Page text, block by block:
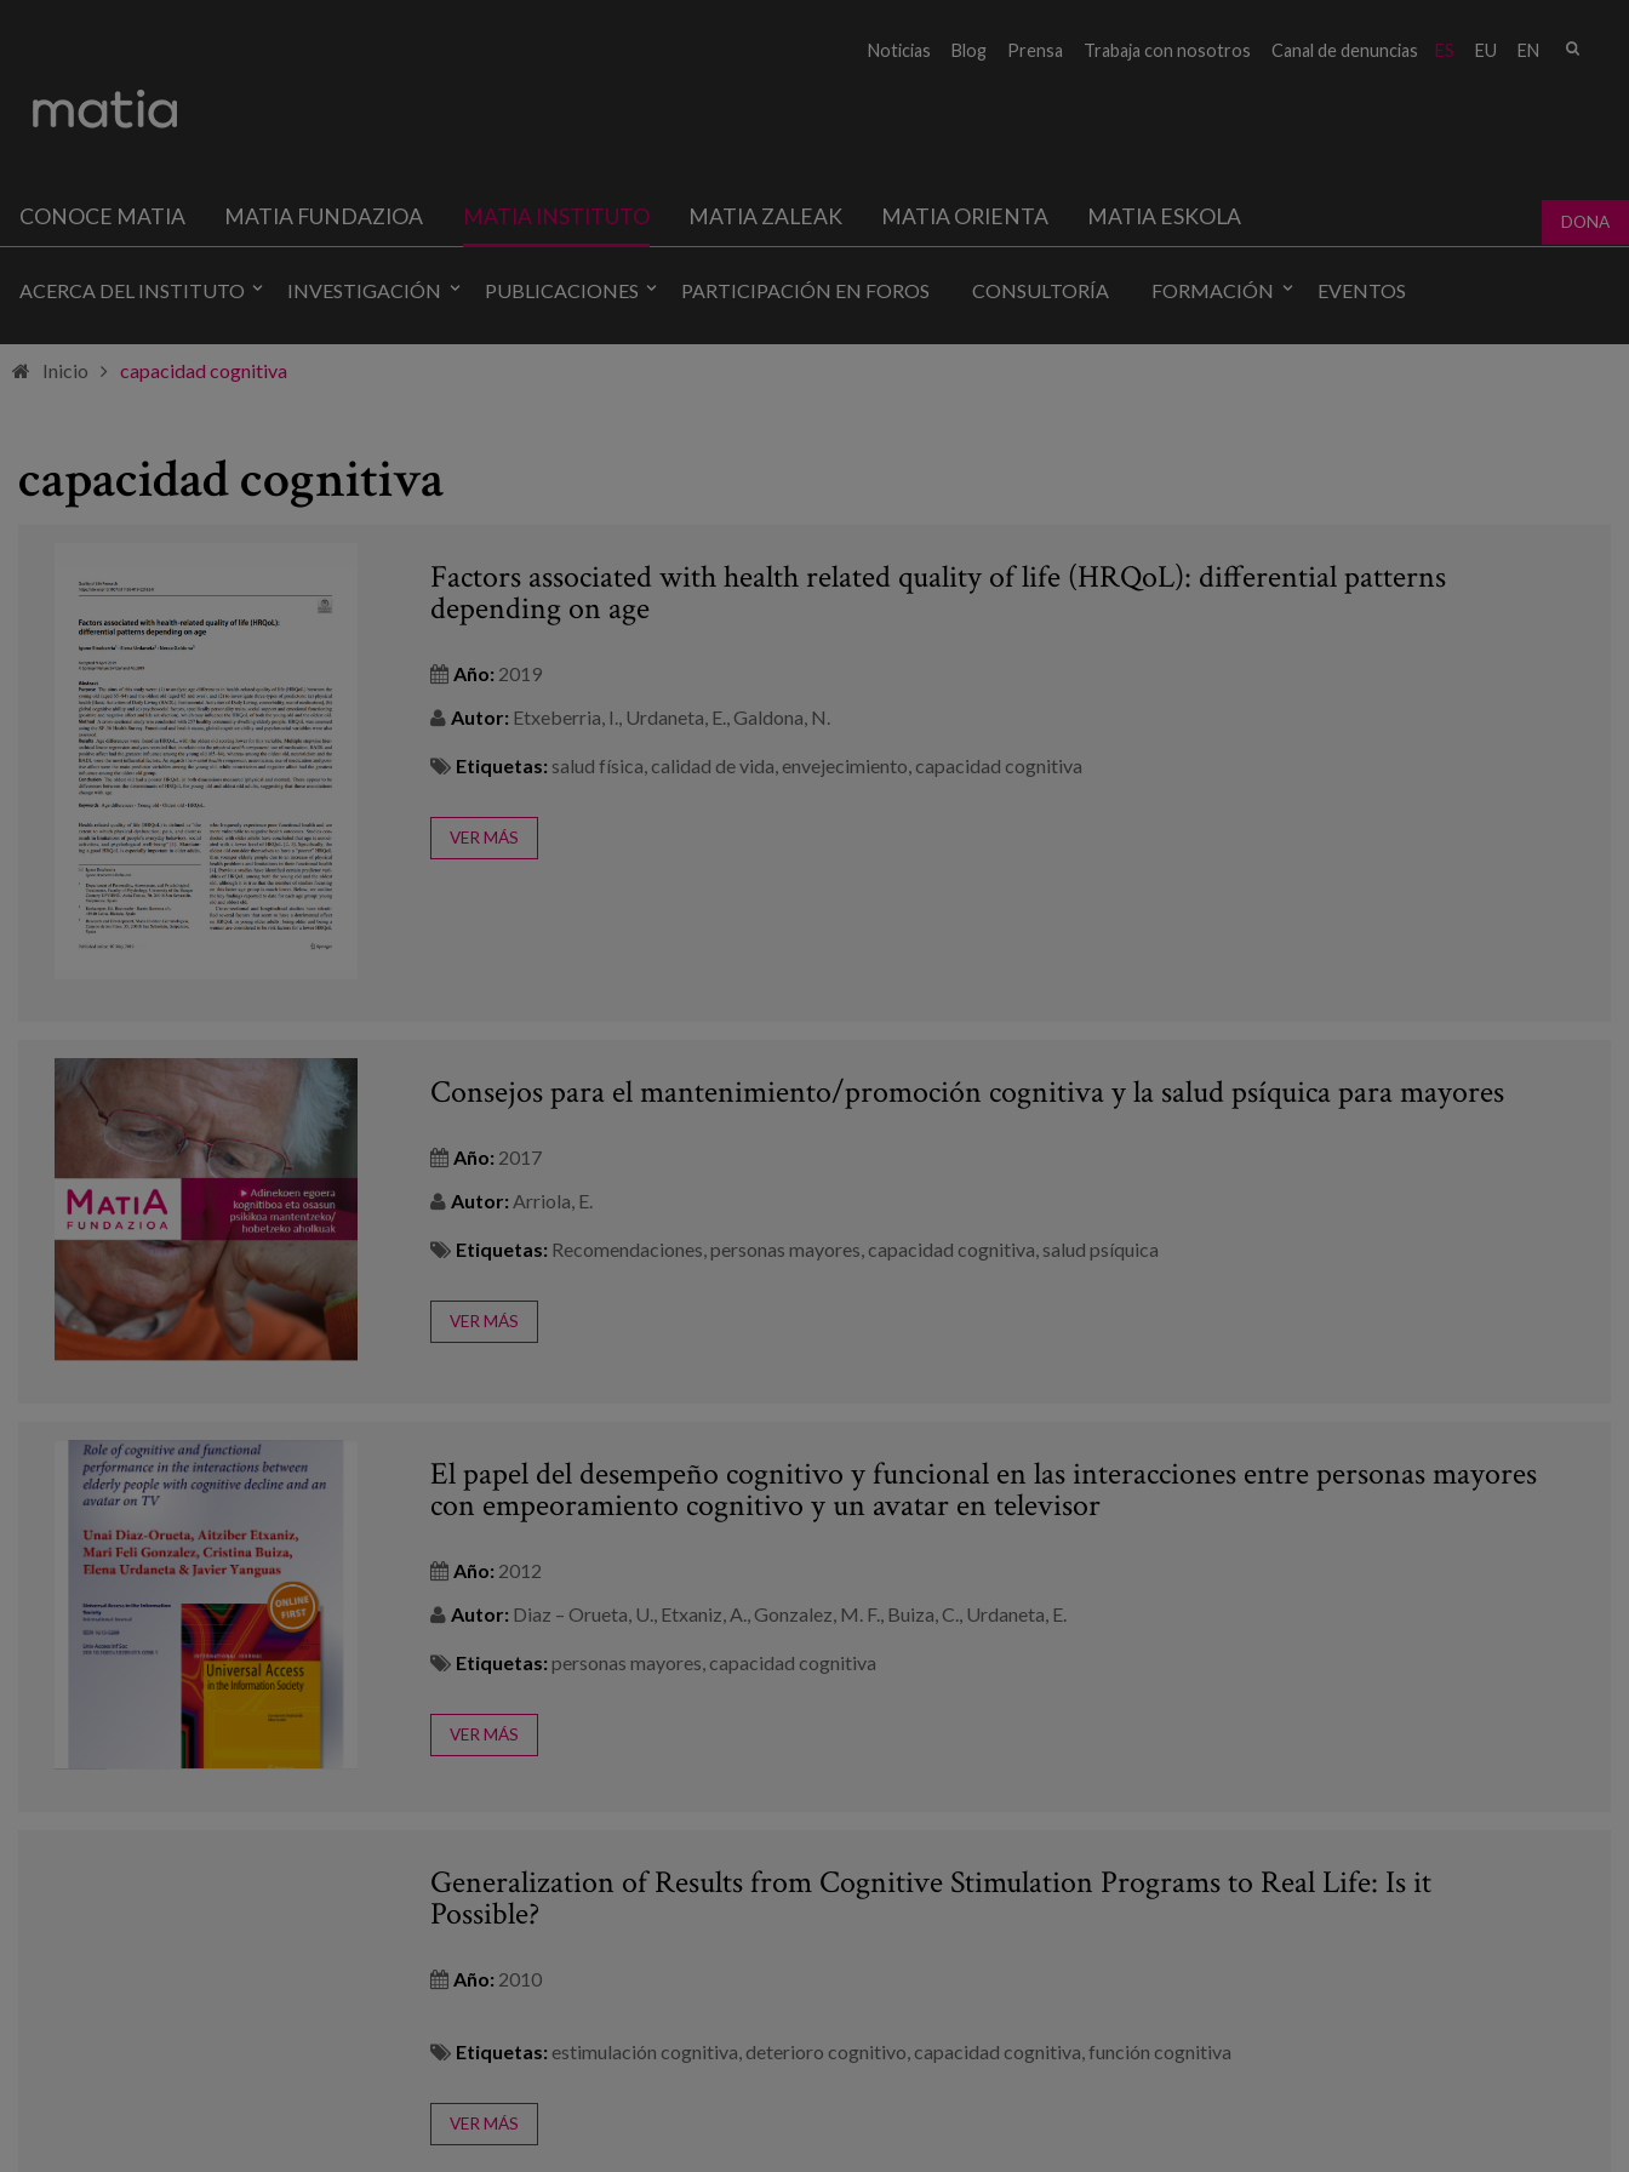
ES EU EN
Noticias Blog Prensa Trabaja con nosotros Canal de denuncias
CONOCE MATIA MATIA FUNDAZIOA MATIA INSTITUTO MATIA ZALEAK MATIA ORIENTA MATIA ESKOLA DONA
ACERCA DEL INSTITUTO INVESTIGACIÓN PUBLICACIONES PARTICIPACIÓN EN FOROS CONSULTORÍA FORMACIÓN EVENTOS
Inicio capacidad cognitiva
capacidad cognitiva
Factors associated with health related quality of life (HRQoL): differential patterns
depending on age
Año: 2019
Autor: Etxeberria, I., Urdaneta, E., Galdona, N.
Etiquetas: salud física, calidad de vida, envejecimiento, capacidad cognitiva
VER MÁS
Consejos para el mantenimiento/promoción cognitiva y la salud psíquica para mayores
Año: 2017
Autor: Arriola, E.
Etiquetas: Recomendaciones personas mayores capacidad cognitiva salud psíquica
VER MÁS
El papel del desempeño cognitivo y funcional en las interacciones entre personas mayores
con empeoramiento cognitivo y un avatar en televisor
Año: 2012
Autor: Diaz – Orueta, U., Etxaniz, A., Gonzalez, M. F., Buiza, C., Urdaneta, E.
Etiquetas: personas mayores capacidad cognitiva
VER MÁS
Generalization of Results from Cognitive Stimulation Programs to Real Life: Is it
Possible?
Año: 2010
Etiquetas: estimulación cognitiva, deterioro cognitivo, capacidad cognitiva,función cognitiva
VER MÁS